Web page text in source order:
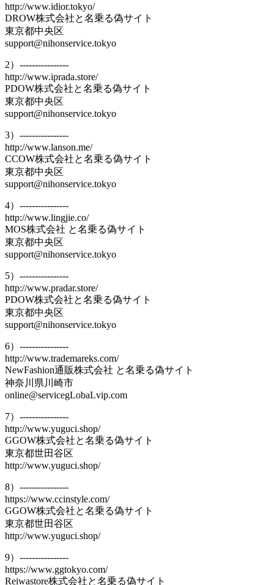
http://www.idior.tokyo/
DROW株式会社と名乗る偽サイト
東京都中央区
support@nihonservice.tokyo
2）----------------
http://www.iprada.store/
PDOW株式会社と名乗る偽サイト
東京都中央区
support@nihonservice.tokyo
3）----------------
http://www.lanson.me/
CCOW株式会社と名乗る偽サイト
東京都中央区
support@nihonservice.tokyo
4）----------------
http://www.lingjie.co/
MOS株式会社 と名乗る偽サイト
東京都中央区
support@nihonservice.tokyo
5）----------------
http://www.pradar.store/
PDOW株式会社と名乗る偽サイト
東京都中央区
support@nihonservice.tokyo
6）----------------
http://www.trademareks.com/
NewFashion通販株式会社 と名乗る偽サイト
神奈川県川崎市
online@servicegLobaLvip.com
7）----------------
http://www.yuguci.shop/
GGOW株式会社と名乗る偽サイト
東京都世田谷区
http://www.yuguci.shop/
8）----------------
https://www.ccinstyle.com/
GGOW株式会社と名乗る偽サイト
東京都世田谷区
http://www.yuguci.shop/
9）----------------
https://www.ggtokyo.com/
Reiwastore株式会社と名乗る偽サイト